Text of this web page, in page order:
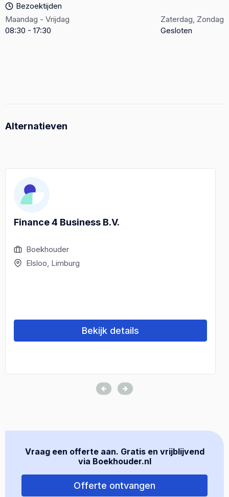
Bezoektijden
Maandag - Vrijdag
08:30 - 17:30
Zaterdag, Zondag
Gesloten
Alternatieven
Finance 4 Business B.V.
Boekhouder
Elsloo, Limburg
Bekijk details
Vraag een offerte aan. Gratis en vrijblijvend
via Boekhouder.nl
Offerte ontvangen